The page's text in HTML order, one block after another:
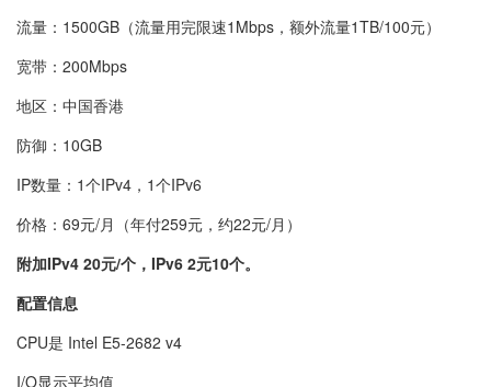
流量：1500GB（流量用完限速1Mbps，额外流量1TB/100元）
宽带：200Mbps
地区：中国香港
防御：10GB
IP数量：1个IPv4，1个IPv6
价格：69元/月（年付259元，约22元/月）
附加IPv4 20元/个，IPv6 2元10个。
配置信息
CPU是 Intel E5-2682 v4
I/O显示平均值